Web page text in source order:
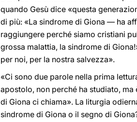
quando Gesù dice «questa
di più: «La sindrome di Giona — ha
raggiungere perché siamo cristiani
grossa malattia, la sindrome di
per noi, per la nostra salvezza».
«Ci sono due parole nella prima
apostolo, non perché ha studiato,
di Giona ci chiama». La liturgia
sindrome di Giona o il segno di